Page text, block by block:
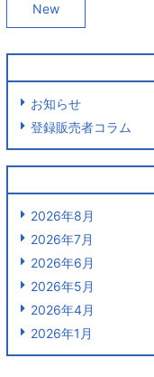
New
お知らせ
登録販売者コラム
2026年8月
2026年7月
2026年6月
2026年5月
2026年4月
2026年1月